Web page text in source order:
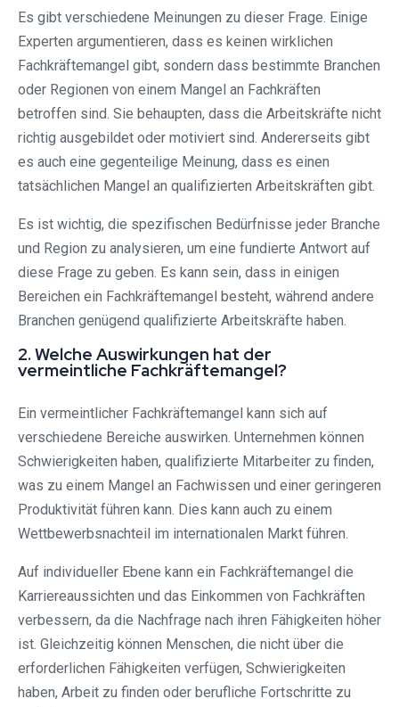
Es gibt verschiedene Meinungen zu dieser Frage. Einige
Experten argumentieren, dass es keinen wirklichen
Fachkräftemangel gibt, sondern dass bestimmte Branchen
oder Regionen von einem Mangel an Fachkräften
betroffen sind. Sie behaupten, dass die Arbeitskräfte nicht
richtig ausgebildet oder motiviert sind. Andererseits gibt
es auch eine gegenteilige Meinung, dass es einen
tatsächlichen Mangel an qualifizierten Arbeitskräften gibt.
Es ist wichtig, die spezifischen Bedürfnisse jeder Branche
und Region zu analysieren, um eine fundierte Antwort auf
diese Frage zu geben. Es kann sein, dass in einigen
Bereichen ein Fachkräftemangel besteht, während andere
Branchen genügend qualifizierte Arbeitskräfte haben.
2. Welche Auswirkungen hat der
vermeintliche Fachkräftemangel?
Ein vermeintlicher Fachkräftemangel kann sich auf
verschiedene Bereiche auswirken. Unternehmen können
Schwierigkeiten haben, qualifizierte Mitarbeiter zu finden,
was zu einem Mangel an Fachwissen und einer geringeren
Produktivität führen kann. Dies kann auch zu einem
Wettbewerbsnachteil im internationalen Markt führen.
Auf individueller Ebene kann ein Fachkräftemangel die
Karriereaussichten und das Einkommen von Fachkräften
verbessern, da die Nachfrage nach ihren Fähigkeiten höher
ist. Gleichzeitig können Menschen, die nicht über die
erforderlichen Fähigkeiten verfügen, Schwierigkeiten
haben, Arbeit zu finden oder berufliche Fortschritte zu